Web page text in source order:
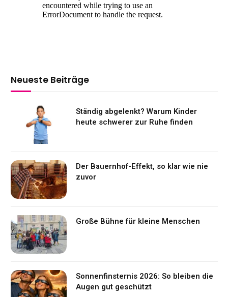
Neueste Beiträge
Ständig abgelenkt? Warum Kinder
heute schwerer zur Ruhe finden
Der Bauernhof-Effekt, so klar wie nie
zuvor
Große Bühne für kleine Menschen
Sonnenfinsternis 2026: So bleiben die
Augen gut geschützt